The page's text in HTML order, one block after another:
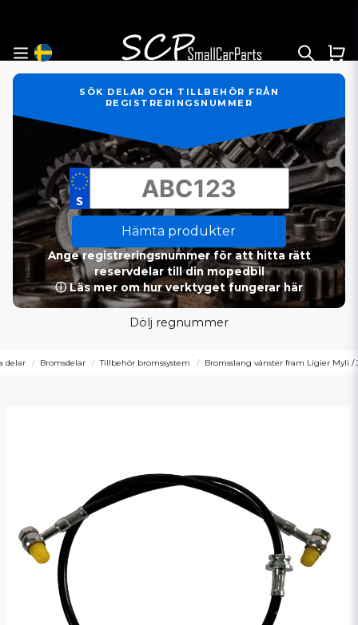
SÖK DELAR OCH TILLBEHÖR FRÅN
REGISTRERINGSNUMMER
Hämta produkter
Ange registreringsnummer för att hitta rätt
reservdelar till din mopedbil
ⓘ Läs mer om hur verktyget fungerar här
Dölj regnummer
delar Bromsdelar Tillbehör bromssystem Bromsslang vänster fram Ligier Myli /